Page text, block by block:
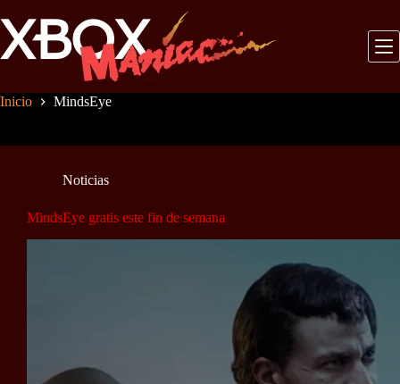
al
contenido
Inicio MindsEye
Noticias
MindsEye gratis este fin de semana